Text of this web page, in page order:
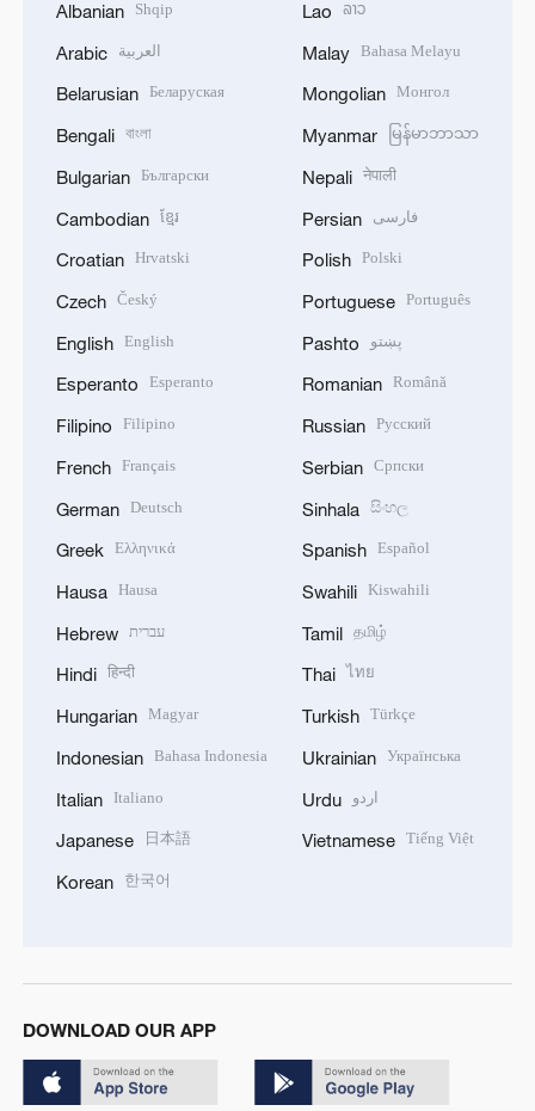
Albanian Shqip
Arabic العربية
Belarusian Беларуская
Bengali বাংলা
Bulgarian Български
Cambodian ខ្មែរ
Croatian Hrvatski
Czech Český
English English
Esperanto Esperanto
Filipino Filipino
French Français
German Deutsch
Greek Ελληνικά
Hausa Hausa
Hebrew עברית
Hindi हिन्दी
Hungarian Magyar
Indonesian Bahasa Indonesia
Italian Italiano
Japanese 日本語
Korean 한국어
Lao ລາວ
Malay Bahasa Melayu
Mongolian Монгол
Myanmar မြန်မာဘာသာ
Nepali नेपाली
Persian فارسی
Polish Polski
Portuguese Português
Pashto پښتو
Romanian Română
Russian Русский
Serbian Српски
Sinhala සිංහල
Spanish Español
Swahili Kiswahili
Tamil தமிழ்
Thai ไทย
Turkish Türkçe
Ukrainian Українська
Urdu اردو
Vietnamese Tiếng Việt
DOWNLOAD OUR APP